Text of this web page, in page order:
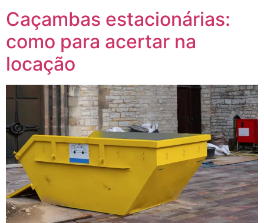
Caçambas estacionárias:
como para acertar na
locação